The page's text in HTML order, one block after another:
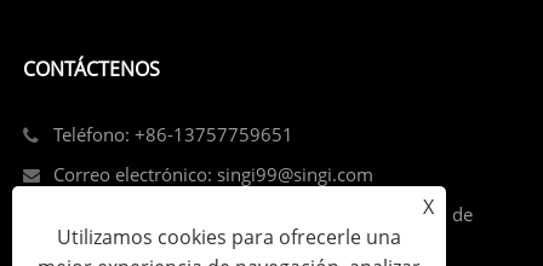
CONTÁCTENOS
Teléfono: +86-13757759651
Correo electrónico: singi99@singi.com
Add: La calle Louqiao, distrito de Ouhai, ciudad de
Wenzhou, provincia de Zhejiang
X
Utilizamos cookies para ofrecerle una